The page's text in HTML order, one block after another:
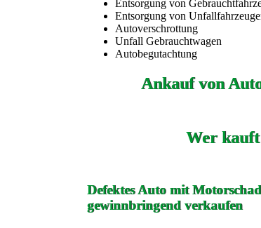
Entsorgung von
Entsorgung von
Autoverschrottung
Unfall Gebrauchtwagen
Autobegutachtung
Ankauf von
Wer kauft
Defektes Auto mit
gewinnbringend verkaufen